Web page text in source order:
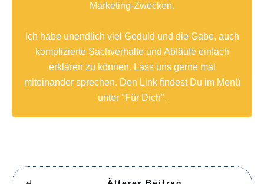
Marketing-Zwecken.
Ich habe unendlich viel Geduld und die Gabe, auch
komplizierte Sachverhalte und Abläufe einfach
erklären zu können. Lass uns gerne mal
miteinander sprechen. Den Link findest Du im Menü
unter "Für Dich".